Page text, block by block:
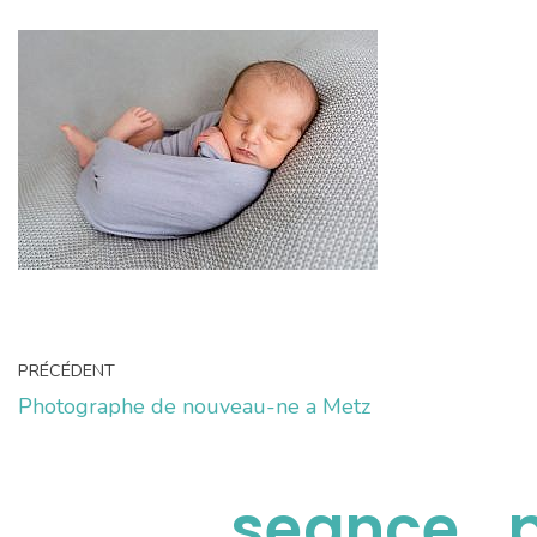
PRÉCÉDENT
Photographe de nouveau-ne a Metz